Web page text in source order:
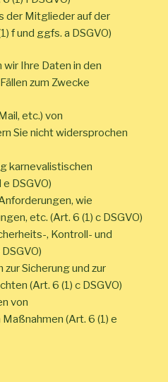
der Mitglieder auf der
f und ggfs. a DSGVO)
Ihre Daten in den
zum Zwecke
etc.) von
Sie nicht widersprochen
karnevalistischen
DSGVO)
wie
etc. (Art. 6 (1) c DSGVO)
, Kontroll- und
Sicherung und zur
(Art. 6 (1) c DSGVO)
von
(Art. 6 (1) e